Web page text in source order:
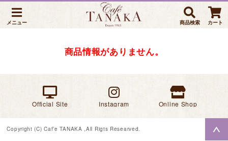
メニュー 商品検索 カート
商品情報がありません。
Official Site Instagram Online Shop
Copyright (C) Caf’e TANAKA ,All Rigts Researved.